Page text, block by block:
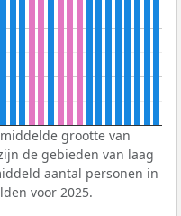
grootte van
de gebieden van laag
aantal personen in
voor 2025.